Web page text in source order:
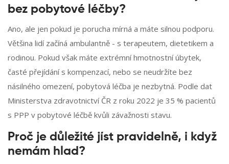
bez pobytové léčby?
Ano, ale jen pokud je porucha mírná a máte silnou podporu.
Většina lidí začíná ambulantně - s terapeutem, dietetikem a
rodinou. Pokud však máte extrémní hmotnostní úbytek,
časté přejídání s kompenzací, nebo se neudržíte bez
násilného omezení, pobytová léčba je nezbytná. Podle dat
Ministerstva zdravotnictví ČR z roku 2022 je 35 % pacientů
s PPP v pobytové léčbě kvůli závažnosti stavu.
Proč je důležité jíst pravidelně, i když
nemám hlad?